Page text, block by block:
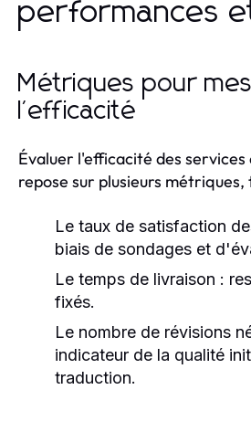
performances
Métriques pour
l'efficacité
Évaluer l'efficacité des
repose sur plusieurs métriques,
Le taux de satisfaction
biais de sondages et
Le temps de livraison :
fixés.
Le nombre de révisions
indicateur de la qualité
traduction.